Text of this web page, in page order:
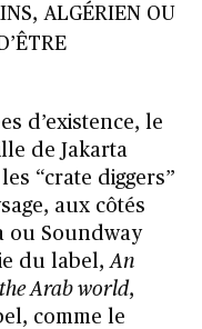
ALGÉRIEN OU
d’existence, le
de Jakarta
“crate diggers”
aux côtés
ou Soundway
du label,An
Arab world,
comme le